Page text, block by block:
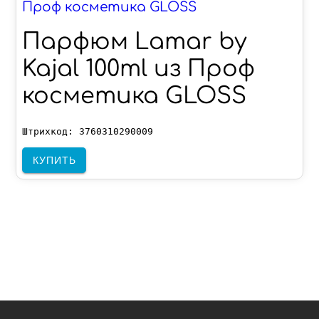
Проф косметика GLOSS
Парфюм Lamar by
Kajal 100ml из Проф
косметика GLOSS
Штрихкод: 3760310290009
КУПИТЬ